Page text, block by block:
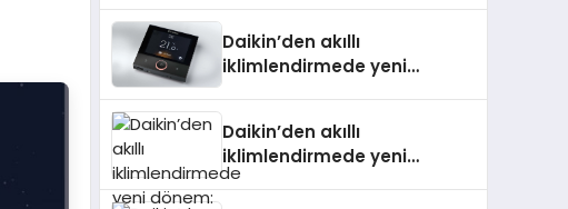
Daikin’den akıllı
iklimlendirmede yeni
Daikin’den akıllı
iklimlendirmede yeni
dönem: Madoka Plus